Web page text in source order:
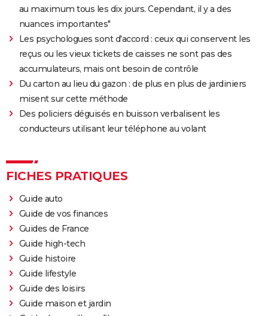
au maximum tous les dix jours. Cependant, il y a des
nuances importantes"
Les psychologues sont d'accord : ceux qui conservent les
reçus ou les vieux tickets de caisses ne sont pas des
accumulateurs, mais ont besoin de contrôle
Du carton au lieu du gazon : de plus en plus de jardiniers
misent sur cette méthode
Des policiers déguisés en buisson verbalisent les
conducteurs utilisant leur téléphone au volant
FICHES PRATIQUES
Guide auto
Guide de vos finances
Guides de France
Guide high-tech
Guide histoire
Guide lifestyle
Guide des loisirs
Guide maison et jardin